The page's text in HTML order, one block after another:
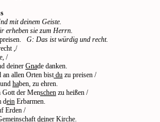
mit deinem Geiste.
erheben sie zum Herrn.
G: Das ist würdig und recht.
,/
/
deiner Gnade danken.
an allen Orten bistdu zu preisen /
haben, zu ehren.
Gott der Menschen zu heißen /
dein Erbarmen.
Erden /
deiner Kirche.